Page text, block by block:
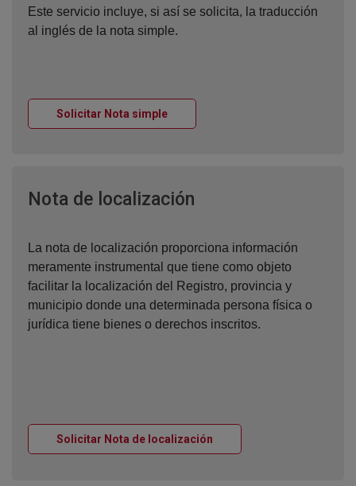
Este servicio incluye, si así se solicita, la traducción
al inglés de la nota simple.
Solicitar Nota simpleVentana nueva
Nota de localización
La nota de localización proporciona información
meramente instrumental que tiene como objeto
facilitar la localización del Registro, provincia y
municipio donde una determinada persona física o
jurídica tiene bienes o derechos inscritos.
Solicitar Nota de localización